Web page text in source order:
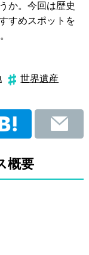
か。今回は歴史
すめスポットを
世界遺産
概要